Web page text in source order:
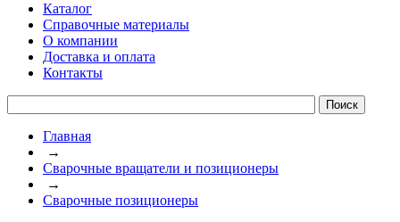
Каталог
Справочные материалы
О компании
Доставка и оплата
Контакты
Главная
→
Сварочные вращатели и позиционеры
→
Сварочные позиционеры